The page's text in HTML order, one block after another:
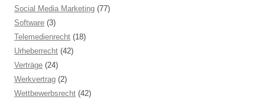
Social Media Marketing (77)
Software (3)
Telemedienrecht (18)
Urheberrecht (42)
Verträge (24)
Werkvertrag (2)
Wettbewerbsrecht (42)